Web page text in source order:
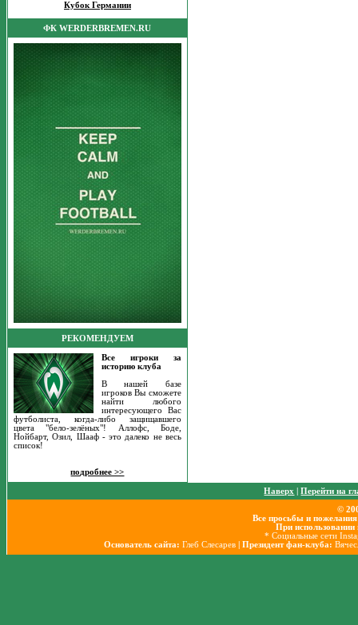
Кубок Германии
ФК WERDERBREMEN.RU
РЕКОМЕНДУЕМ
Все игроки за
историю клуба
В нашей базе
игроков Вы сможете
найти любого
интересующего Вас
футболиста, когда-либо защищавшего
цвета "бело-зелёных"! Аллофс, Боде,
Нойбарт, Озил, Шааф - это далеко не весь
список!
подробнее >>
Наверх |Перейти на
©
Все просьбы и
При использовании
* Социальные сети
Основатель сайта: Глеб Слесарев | Президент фан-клуба: